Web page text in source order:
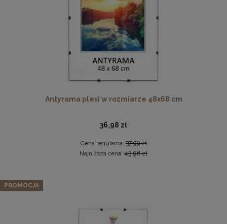
DO KOSZYKA
Zestaw 10 szt. ramek na zdjęcia 15 x 20 cm szarych, z
96,42 zł
Antyrama plexi w rozmiarze 48x68 cm
36,98 zł
Cena regularna:37,99 zł
Najniższa cena: 43,98 zł
PROMOCJA